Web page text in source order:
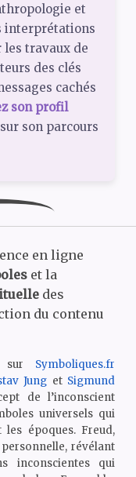
et
interprétations
les travaux de
des clés
cachés
son profil
son parcours
en ligne
et la
des
du contenu
sur Symboliques.fr
Jung et Sigmund
de l’inconscient
universels qui
époques. Freud,
révélant
inconscientes qui